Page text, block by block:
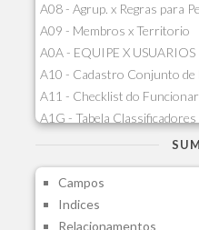
A08 - Agrup. x Regras para
A09 - Membros x Territorio
A0A - EQUIPE X USUARIOS
A10 - Cadastro Conjunto de
A11 - Checklist do
A1G - Tabela Classificadores
A1H - Itens Tabela
A1J - Itens Aglutinadores
A1N - Tipos de Card
A1O - Cards Dashboard
Campos
Indices
Relacionamentos